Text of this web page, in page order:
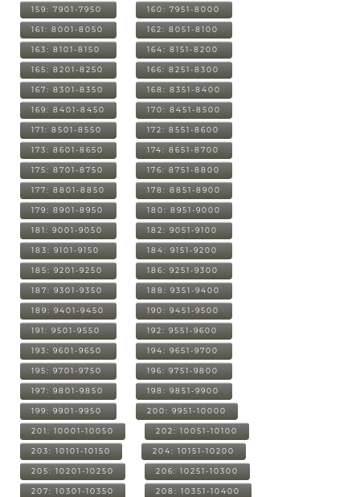
159: 7901-7950 160: 7951-8000
161: 8001-8050 162: 8051-8100
163: 8101-8150 164: 8151-8200
165: 8201-8250 166: 8251-8300
167: 8301-8350 168: 8351-8400
169: 8401-8450 170: 8451-8500
171: 8501-8550 172: 8551-8600
173: 8601-8650 174: 8651-8700
175: 8701-8750 176: 8751-8800
177: 8801-8850 178: 8851-8900
179: 8901-8950 180: 8951-9000
181: 9001-9050 182: 9051-9100
183: 9101-9150 184: 9151-9200
185: 9201-9250 186: 9251-9300
187: 9301-9350 188: 9351-9400
189: 9401-9450 190: 9451-9500
191: 9501-9550 192: 9551-9600
193: 9601-9650 194: 9651-9700
195: 9701-9750 196: 9751-9800
197: 9801-9850 198: 9851-9900
199: 9901-9950 200: 9951-10000
201: 10001-10050 202: 10051-10100
203: 10101-10150 204: 10151-10200
205: 10201-10250 206: 10251-10300
207: 10301-10350 208: 10351-10400